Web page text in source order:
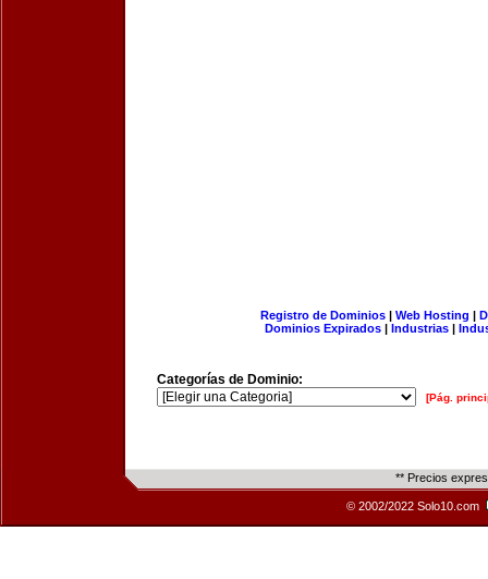
Registro de Dominios| Web Hosting |
Dominios Expirados | Industrias |
Categorías de Dominio:
[Pág.
** Precios
© 2002/2022 Solo10.com